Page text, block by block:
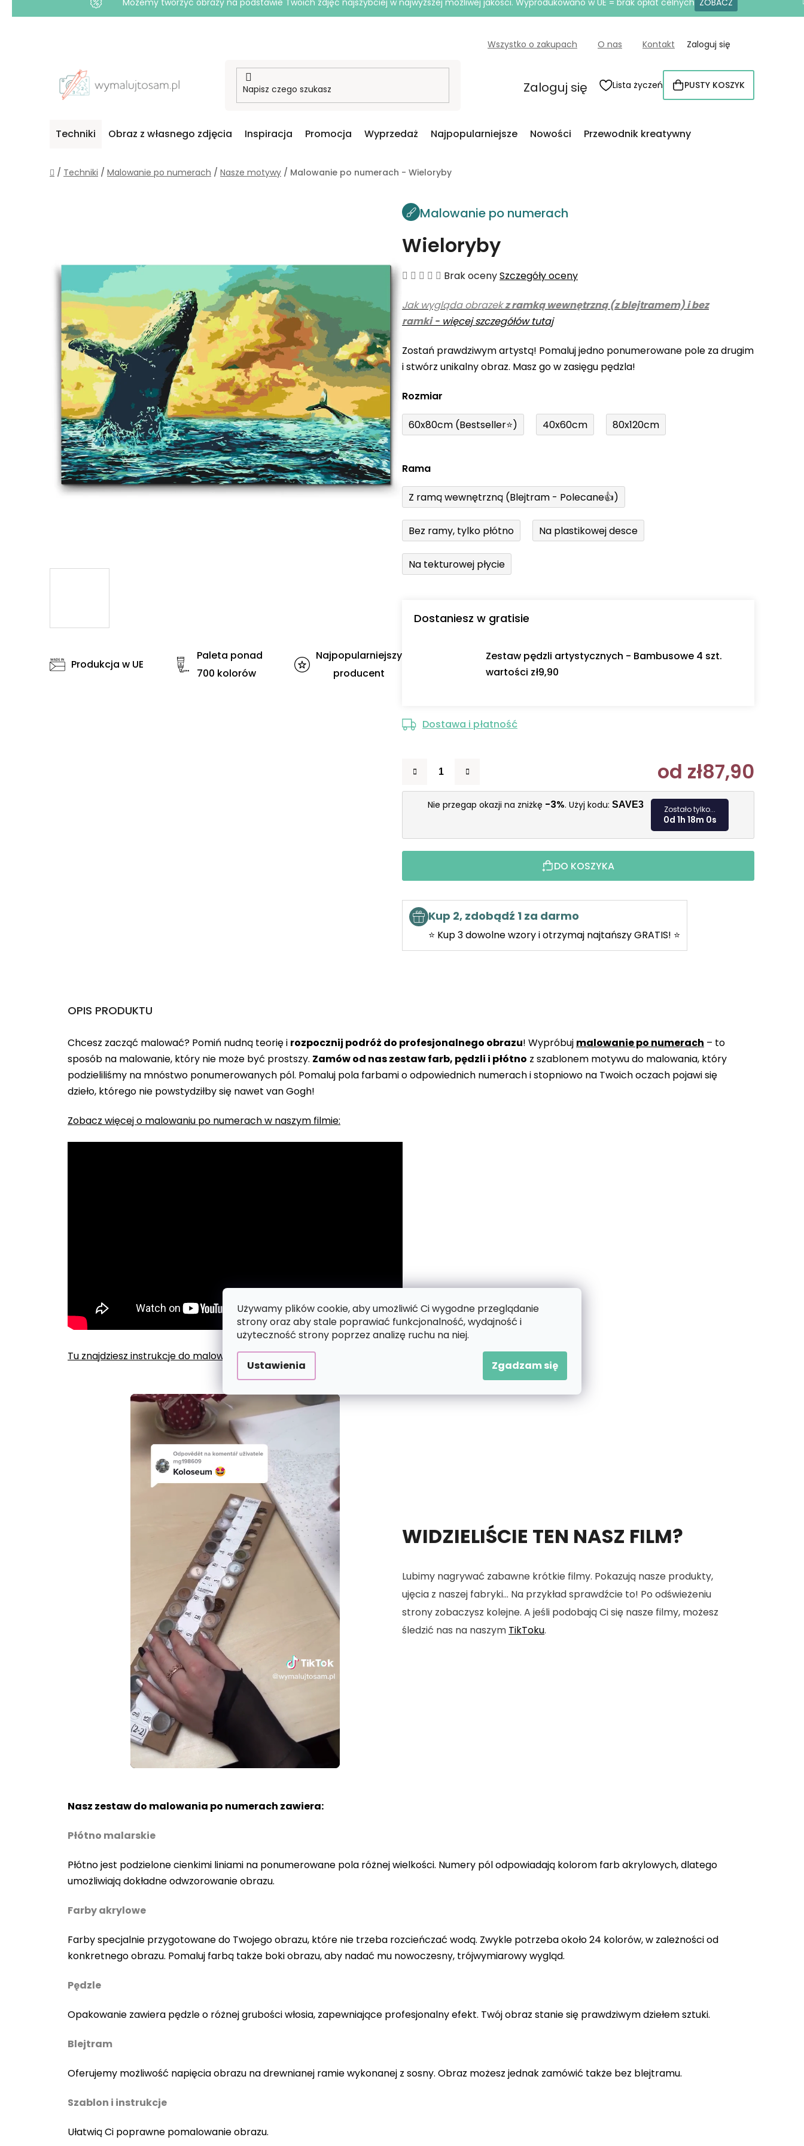
Używamy plików cookie, aby umożliwić Ci wygodne przeglądanie
strony oraz aby stale poprawiać funkcjonalność, wydajność i
użyteczność strony poprzez analizę ruchu na niej.
Ustawienia Zgadzam się
Możemy tworzyć obrazy na podstawie Twoich zdjęć najszybciej w najwyższej możliwej jakości. Wyprodukowano w UE = brak opłat celnych ZOBACZ
Wszystko o zakupach O nas Kontakt Zaloguj się
Zaloguj się Lista życzeń KOSZYK
PUSTY KOSZYK
Techniki Obraz z własnego zdjęcia Inspiracja Promocja Wyprzedaż Najpopularniejsze Nowości Przewodnik kreatywny
Home
/ Techniki / Malowanie po numerach / Nasze motywy / Malowanie po numerach - Wieloryby
Malowanie po numerach
Wieloryby
Średnia
produktu
wynosi
na
5
Brak ocenySzczegóły oceny
Jak wygląda obrazekz ramką wewnętrzną (z blejtramem) i bez
ramki- więcej szczegółów tutaj
Zostań prawdziwym artystą! Pomaluj jedno ponumerowane pole za drugim
i stwórz unikalny obraz. Masz go w zasięgu pędzla!
Rozmiar
60x80cm (Bestseller⭐) 40x60cm 80x120cm
Rama
Z ramą wewnętrzną (Blejtram - Polecane👍)
Bez ramy, tylko płótno Na plastikowej desce
Na tekturowej płycie
Dostaniesz w gratisie
Zestaw pędzli artystycznych - Bambusowe 4 szt.
wartości zł9,90
Dostawa i płatność
od zł87,90
Cena
Nie przegap okazji na zniżkę -3%. Użyj kodu: SAVE3 Zostało tylko...
0d 1h 17m 59s
DO KOSZYKA
Kup 2, zdobądź 1 za darmo
⭐ Kup 3 dowolne wzory i otrzymaj najtańszy GRATIS! ⭐
Produkcja w UE
Paleta ponad
700 kolorów
Najpopularniejszy
producent
OPIS PRODUKTU
Chcesz zacząć malować? Pomiń nudną teorię i rozpocznij podróż do profesjonalnego obrazu! Wypróbuj malowanie po numerach – to
sposób na malowanie, który nie może być prostszy. Zamów od nas zestaw farb, pędzli i płótno z szablonem motywu do malowania, który
podzieliliśmy na mnóstwo ponumerowanych pól. Pomaluj pola farbami o odpowiednich numerach i stopniowo na Twoich oczach pojawi się
dzieło, którego nie powstydziłby się nawet van Gogh!
Zobacz więcej o malowaniu po numerach w naszym filmie:
Tu znajdziesz instrukcje do malowania po numerach.
Loaded
100.00%
WIDZIELIŚCIE TEN NASZ FILM?
Lubimy nagrywać zabawne krótkie filmy. Pokazują nasze produkty,
ujęcia z naszej fabryki... Na przykład sprawdźcie to! Po odświeżeniu
strony zobaczysz kolejne. A jeśli podobają Ci się nasze filmy, możesz
śledzić nas na naszym TikToku.
Nasz zestaw do malowania po numerach zawiera:
Płótno malarskie
Płótno jest podzielone cienkimi liniami na ponumerowane pola różnej wielkości. Numery pól odpowiadają kolorom farb akrylowych, dlatego
umożliwiają dokładne odwzorowanie obrazu.
Farby akrylowe
Farby specjalnie przygotowane do Twojego obrazu, które nie trzeba rozcieńczać wodą. Zwykle potrzeba około 24 kolorów, w zależności od
konkretnego obrazu. Pomaluj farbą także boki obrazu, aby nadać mu nowoczesny, trójwymiarowy wygląd.
Pędzle
Opakowanie zawiera pędzle o różnej grubości włosia, zapewniające profesjonalny efekt. Twój obraz stanie się prawdziwym dziełem sztuki.
Blejtram
Oferujemy możliwość napięcia obrazu na drewnianej ramie wykonanej z sosny. Obraz możesz jednak zamówić także bez blejtramu.
Szablon i instrukcje
Ułatwią Ci poprawne pomalowanie obrazu.